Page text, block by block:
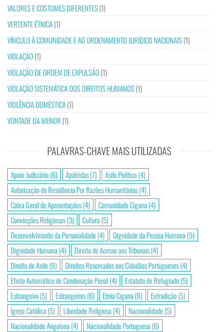
VALORES E COSTUMES DIFERENTES(1)
VERTENTE ÉTNICA(1)
VÍNCULO À COMUNIDADE E AO ORDENAMENTO JURÍDICO NACIONAIS(1)
VIOLAÇÃO (1)
VIOLAÇÃO DE ORDEM DE EXPULSÃO (1)
VIOLAÇÃO SISTEMÁTICA DOS DIREITOS HUMANOS(1)
VIOLÊNCIA DOMÉSTICA(1)
VONTADE DA MENOR (1)
PALAVRAS-CHAVE MAIS UTILIZADAS
Apoio Judiciário(6) Apátridas(7) Asilo Político(4)
Autorização de Residência Por Razões Humanitárias(4)
Caixa Geral de Aposentações(4) Comunidade Cigana (4)
Convicções Religiosas(3) Cultura (5)
Desenvolvimento da Personalidade(4) Dignidade da Pessoa Humana (9)
Dignidade Humana (4) Direito de Acesso aos Tribunais(4)
Direito de Asilo(9) Direitos Reservados aos Cidadãos Portugueses(4)
Efeito Automático de Condenação Penal (4) Estatuto de Refugiado(5)
Estrangeiro(5) Estrangeiros(6) Etnia Cigana (9) Extradição(5)
Igreja Católica (5) Liberdade Religiosa (4) Nacionalidade(5)
Nacionalidade Angolana (4) Nacionalidade Portuguesa (6)